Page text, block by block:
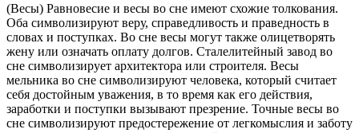
(Весы) Равновесие и весы во сне имеют схожие толкования.
Оба символизируют веру, справедливость и праведность в
словах и поступках. Во сне весы могут также олицетворять
жену или означать оплату долгов. Сталелитейный завод во
сне символизирует архитектора или строителя. Весы
мельника во сне символизируют человека, который считает
себя достойным уважения, в то время как его действия,
заработки и поступки вызывают презрение. Точные весы во
сне символизируют предостережение от легкомыслия и заботу